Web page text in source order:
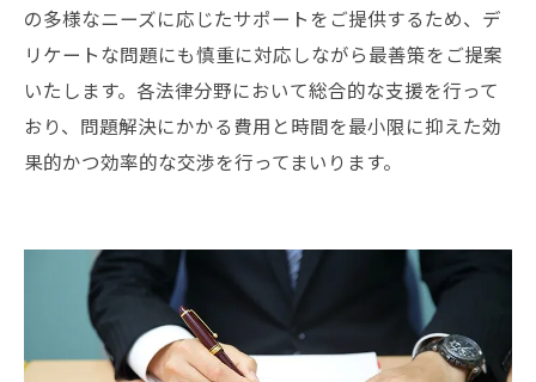
の多様なニーズに応じたサポートをご提供するため、デ
リケートな問題にも慎重に対応しながら最善策をご提案
いたします。各法律分野において総合的な支援を行って
おり、問題解決にかかる費用と時間を最小限に抑えた効
果的かつ効率的な交渉を行ってまいります。